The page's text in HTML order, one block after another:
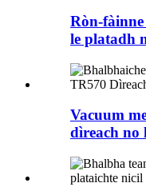
Ròn-
le platadh
Vacuum
dìreach no